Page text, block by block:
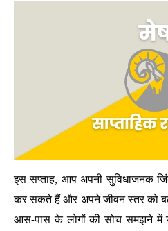
इस सप्ताह, आप अपनी सुविधाजनक
कर सकते हैं और अपने जीवन स्तर को
आस-पास के लोगों की सोच समझने में